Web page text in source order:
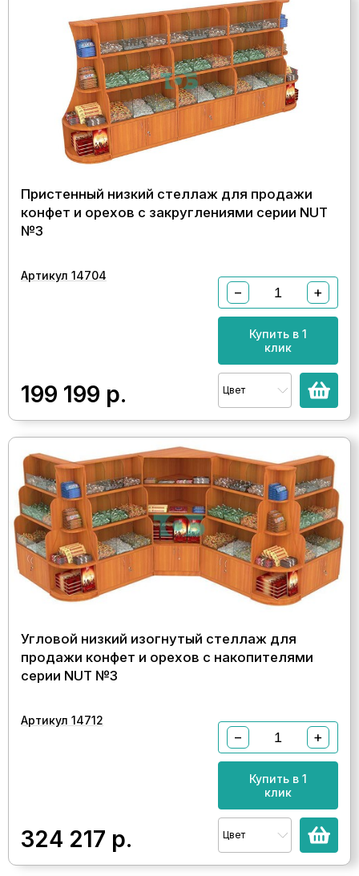
Пристенный низкий стеллаж для продажи
конфет и орехов с закруглениями серии NUT
№3
Артикул 14704
199 199 р.
− +
Купить в 1
клик
Цвет
Угловой низкий изогнутый стеллаж для
продажи конфет и орехов с накопителями
серии NUT №3
Артикул 14712
324 217 р.
− +
Купить в 1
клик
Цвет